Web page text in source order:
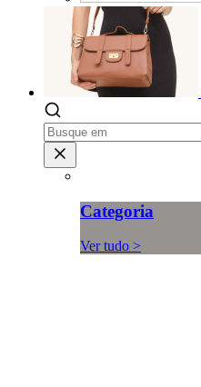
Categoria
Ver tudo >